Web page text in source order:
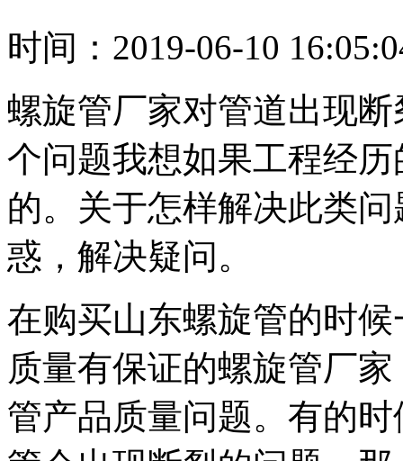
时间：2019-06-10
螺旋管厂家对管道出现
个问题我想如果工程经
的。关于怎样解决此类
惑，解决疑问。
在购买山东螺旋管的时
质量有保证的螺旋管厂
管产品质量问题。有的